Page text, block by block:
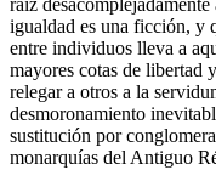
raíz
igualdad es una ficción, y
entre individuos lleva a
mayores cotas de libertad
relegar a otros a la
desmoronamiento
sustitución por
monarquías del Antiguo